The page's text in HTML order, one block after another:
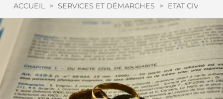
ACCUEIL > SERVICES ET DÉMARCHES > ETAT CIVIL